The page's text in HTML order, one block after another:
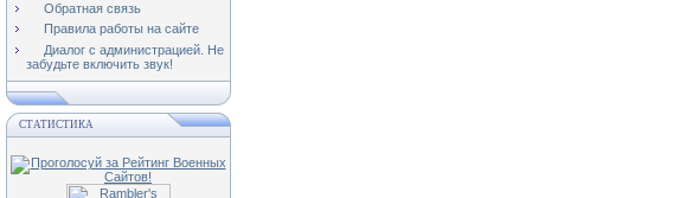
Обратная связь
Правила работы на сайте
Диалог с администрацией. Не
забудьте включить звук!
СТАТИСТИКА